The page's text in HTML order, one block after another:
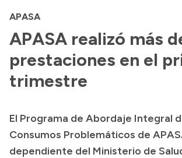
Autoridades
Delegaciones
Consultorios Propios
Presentación CV
Transparencia
Inversión en Salud
APASA
APASA realizó más
prestaciones en el
trimestre
El Programa de Abordaje Integral
Consumos Problemáticos de
dependiente del Ministerio de